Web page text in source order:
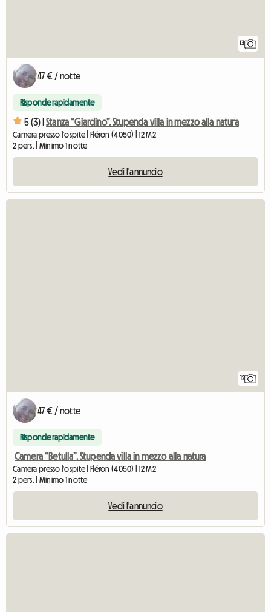
13
47 € / notte
Risponde rapidamente
5 (3) | Stanza “Giardino”. Stupenda villa in mezzo alla natura
Camera presso l'ospite | Fléron (4050) | 12 M2
2 pers. | Minimo 1 notte
Vedi l'annuncio
12
47 € / notte
Risponde rapidamente
Camera “Betulla”. Stupenda villa in mezzo alla natura
Camera presso l'ospite | Fléron (4050) | 12 M2
2 pers. | Minimo 1 notte
Vedi l'annuncio